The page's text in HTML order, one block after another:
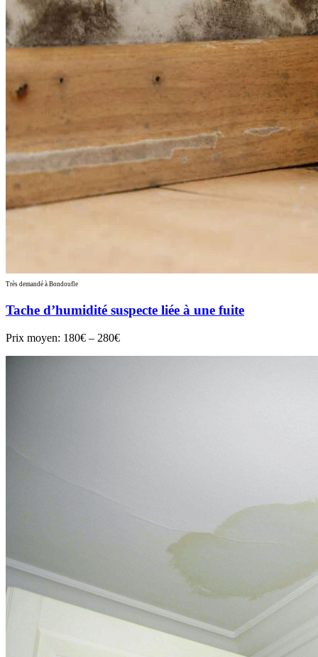
Très demandé à Bondoufle
Tache d’humidité suspecte liée à une fuite
Prix moyen: 180€ – 280€